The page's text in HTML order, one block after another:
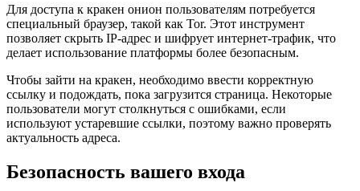
Для доступа к кракен онион пользователям потребуется
специальный браузер, такой как Tor. Этот инструмент
позволяет скрыть IP-адрес и шифрует интернет-трафик, что
делает использование платформы более безопасным.
Чтобы зайти на кракен, необходимо ввести корректную
ссылку и подождать, пока загрузится страница. Некоторые
пользователи могут столкнуться с ошибками, если
используют устаревшие ссылки, поэтому важно проверять
актуальность адреса.
Безопасность вашего входа